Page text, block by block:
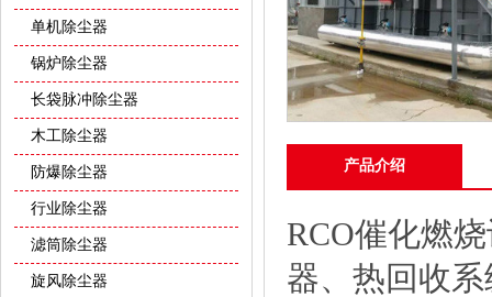
单机除尘器
锅炉除尘器
长袋脉冲除尘器
木工除尘器
防爆除尘器
行业除尘器
滤筒除尘器
旋风除尘器
产品介绍
RCO催化燃
器、热回收